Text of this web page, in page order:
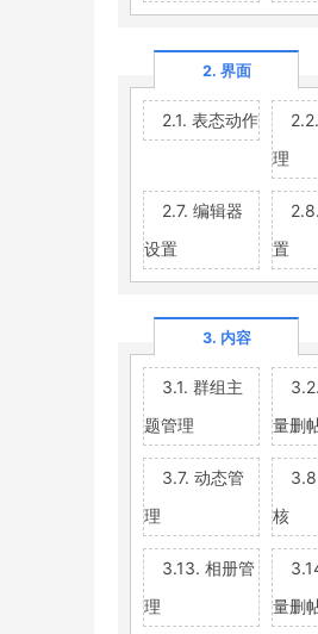
2. 界面
2.1. 表态动作
理
2.7. 编辑器
设置
置
3. 内容
3.1. 群组主
题管理
量删
3.7. 动态管
理
核
3.13. 相册管
理
量删